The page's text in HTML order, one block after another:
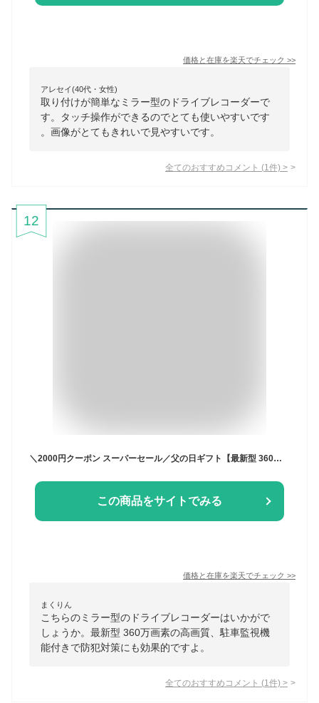
価格と在庫を楽天でチェック >>
アレセイ(40代・女性)
取り付けが簡単なミラー型のドライブレコーダーで
す。タッチ操作ができるのでとても使いやすいです
。画像がとてもきれいで見やすいです。
全てのおすすめコメント (1 件) >
12
＼2000円クーポン スーパーセール／父の日ギフト【最新型 360万画素】 ドライブレコーダー ミラー型 前後 sony 駐車監視 売れ筋 1年正規保証 ドラレコ デジタルインナーミラー ドライブレコーダー ミラー型 前後カメラ GPS搭載 フルHD高画質 デジタルルームミラー 型番HM-030
この商品をサイトでみる
価格と在庫を楽天でチェック >>
まくりん
こちらのミラー型のドライブレコーダーはいかがで
しょうか。最新型 360万画素の高画質、駐車監視機
能付きで防犯対策にも効果的ですよ。
全てのおすすめコメント (1 件) >